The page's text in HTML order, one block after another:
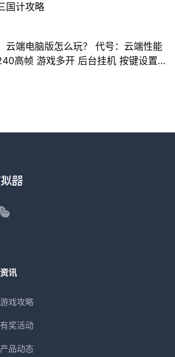
国计攻略
云端电脑版怎么玩？ 代号：云端性能
高帧 游戏多开 后台挂机 按键设置
资讯
游戏攻略
有奖活动
产品动态